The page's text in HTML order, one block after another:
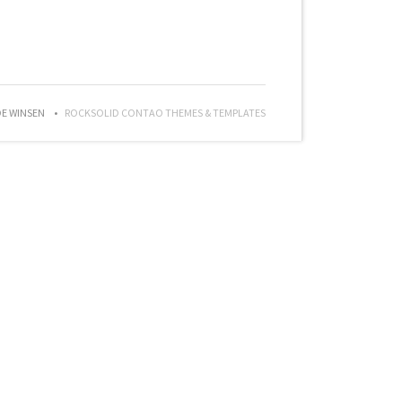
WINSEN ROCKSOLID CONTAO THEMES & TEMPLATES